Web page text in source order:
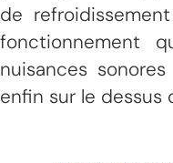
de
fonctionnement
nuisances
enfin sur le dessus